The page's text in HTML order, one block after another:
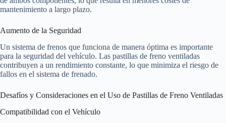
mantenimiento a largo plazo.
Aumento de la Seguridad
Un sistema de frenos que funciona de manera óptima es importante
para la seguridad del vehículo. Las pastillas de freno ventiladas
contribuyen a un rendimiento constante, lo que minimiza el riesgo de
fallos en el sistema de frenado.
Desafíos y Consideraciones en el Uso de Pastillas de Freno Ventiladas
Compatibilidad con el Vehículo